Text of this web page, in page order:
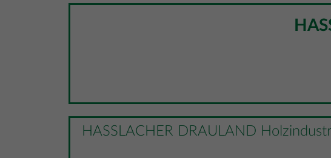
HASSLACHER DRAULAND